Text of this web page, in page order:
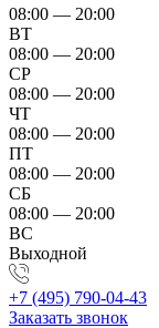
08:00 — 20:00
ВТ
08:00 — 20:00
СР
08:00 — 20:00
ЧТ
08:00 — 20:00
ПТ
08:00 — 20:00
СБ
08:00 — 20:00
ВС
Выходной
+7 (495) 790-04-43
Заказать звонок